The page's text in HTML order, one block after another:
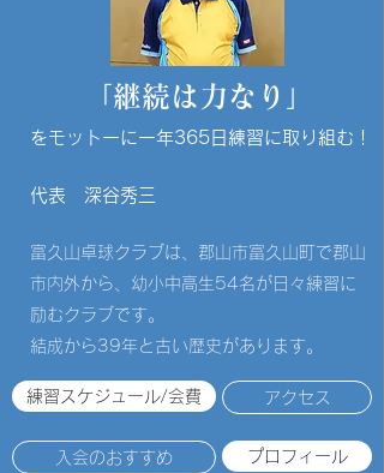
​「継続は力なり」
をモットーに一年365日練習に取り組む！
​代表 深谷秀三
富久山卓球クラブは、郡山市富久山町で郡山
市内外から、幼小中高生54名が日々練習に
励むクラブです。
結成から39年と古い歴史があります。
練習スケジュール/会費 アクセス
入会のおすすめ プロフィール